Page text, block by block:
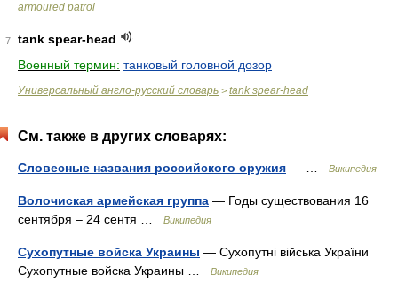
armoured patrol
7
tank spear-head
Военный термин: танковый головной дозор
Универсальный англо-русский словарь > tank spear-head
См. также в других словарях:
Словесные названия российского оружия — … Википедия
Волочиская армейская группа — Годы существования 16
сентября – 24 сентя …
Википедия
Сухопутные войска Украины — Сухопутні війська України
Сухопутные войска Украины …
Википедия